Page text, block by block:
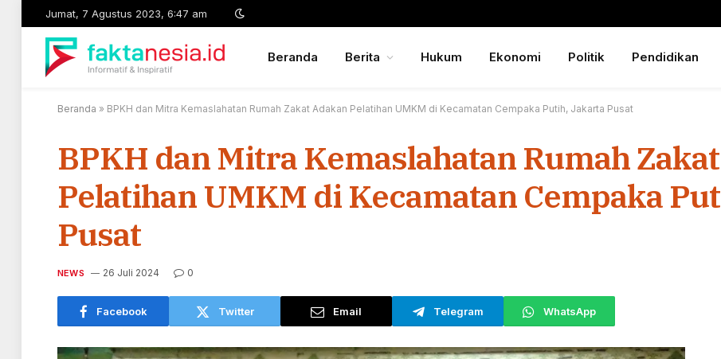
Jumat, 7 Agustus 2023, 6:47 am
Beranda Berita Hukum Ekonomi Politik Pendidikan
Beranda » BPKH dan Mitra Kemaslahatan Rumah Zakat Adakan Pelatihan UMKM di Kecamatan Cempaka Putih, Jakarta Pusat
BPKH dan Mitra Kemaslahatan Rumah
Pelatihan UMKM di Kecamatan Cempaka
Pusat
NEWS 26 Juli 2024 0
Facebook Twitter Email Telegram WhatsApp